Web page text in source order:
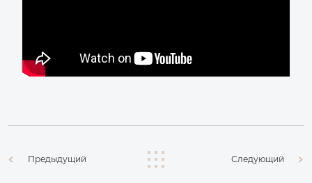
Предыдущий Следующий